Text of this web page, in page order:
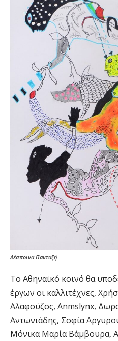
Δέσποινα Πανταζή
Το Αθηναϊκό κοινό θα
έργων οι καλλιτέχνες,
Αλαφούζος, Anmslynx,
Αντωνιάδης, Σοφία
Μόνικα Μαρία Βάμβουρα,